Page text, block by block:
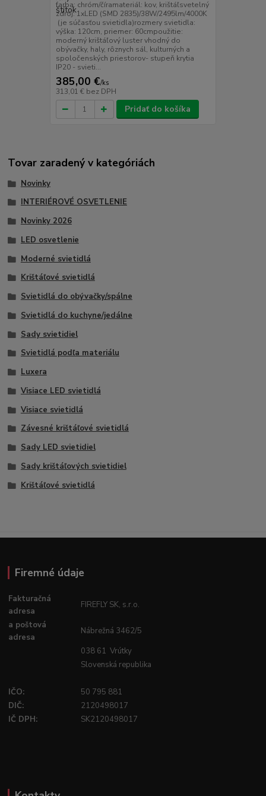
farba: chróm/číramateriál: kov, krištáľsvetelný
zdroj: 1xLED (SMD 2835)/38W/2495lm/4000K
(je súčasťou svietidla)rozmery svietidla:
výška: 120cm, priemer: 60cmpoužitie:
moderný krištáľový luster vhodný do
obývačky, haly, rôznych sál, kulturných a
spoločenských priestorov- stupeň krytia
IP20 - svieti...
385,00 €/ks
313,01 € bez DPH
Pridať do košíka
Tovar zaradený v kategóriách
Novinky
INTERIÉROVÉ OSVETLENIE
Novinky 2026
LED osvetlenie
Moderné svietidlá
Krištáľové svietidlá
Svietidlá do obývačky/spálne
Svietidlá do kuchyne/jedálne
Sady svietidiel
Svietidlá podľa materiálu
Luxera
Visiace LED svietidlá
Visiace svietidlá
Závesné krištáľové svietidlá
Sady LED svietidiel
Sady krištáľových svietidiel
Krištáľové svietidlá
Firemné údaje
Fakturačná
adresa
FIREFLY SK, s.r.o.
a poštová
adresa
Nábrežná 3462/5
038 61 Vrútky
Slovenská republika
IČO:
50 795 881
DIČ:
2120498017
IČ DPH:
SK2120498017